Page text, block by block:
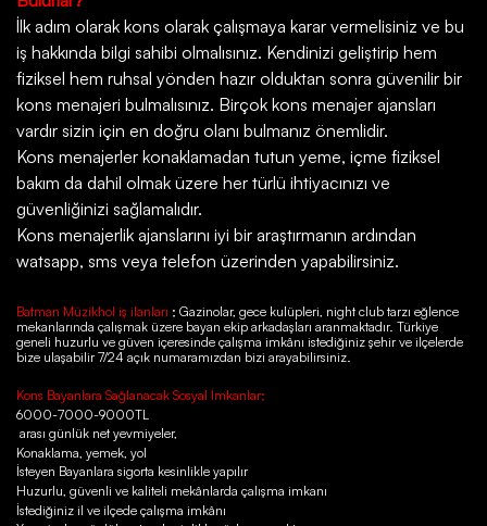
İlk adım olarak kons olarak çalışmaya karar vermelisiniz ve bu
iş hakkında bilgi sahibi olmalısınız. Kendinizi geliştirip hem
fiziksel hem ruhsal yönden hazır olduktan sonra güvenilir bir
kons menajeri bulmalısınız. Birçok kons menajer ajansları
vardır sizin için en doğru olanı bulmanız önemlidir.
Kons menajerler konaklamadan tutun yeme, içme fiziksel
bakım da dahil olmak üzere her türlü ihtiyacınızı ve
güvenliğinizi sağlamalıdır.
Kons menajerlik ajanslarını iyi bir araştırmanın ardından
watsapp, sms veya telefon üzerinden yapabilirsiniz.
Batman Müzikhol iş ilanları ; Gazinolar, gece kulüpleri, night club tarzı eğlence
mekanlarında çalışmak üzere bayan ekip arkadaşları aranmaktadır. Türkiye
geneli huzurlu ve güven içeresinde çalışma imkânı istediğiniz şehir ve ilçelerde
bize ulaşabilir 7/24 açık numaramızdan bizi arayabilirsiniz.
Kons Bayanlara Sağlanacak Sosyal İmkanlar;
6000-7000-9000TL
arası günlük net yevmiyeler,
Konaklama, yemek, yol
İsteyen Bayanlara sigorta kesinlikle yapılır
Huzurlu, güvenli ve kaliteli mekânlarda çalışma imkanı
İstediğiniz il ve ilçede çalışma imkânı